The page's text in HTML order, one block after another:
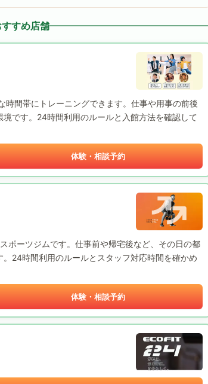
すめ店舗
間帯にトレーニングできます。仕事や用事の前後
です。24時間利用のルールと入館方法を確認して
体験・相談予約
ポーツジムです。仕事前や帰宅後など、その日の都
24時間利用のルールとスタッフ対応時間を確かめ
体験・相談予約